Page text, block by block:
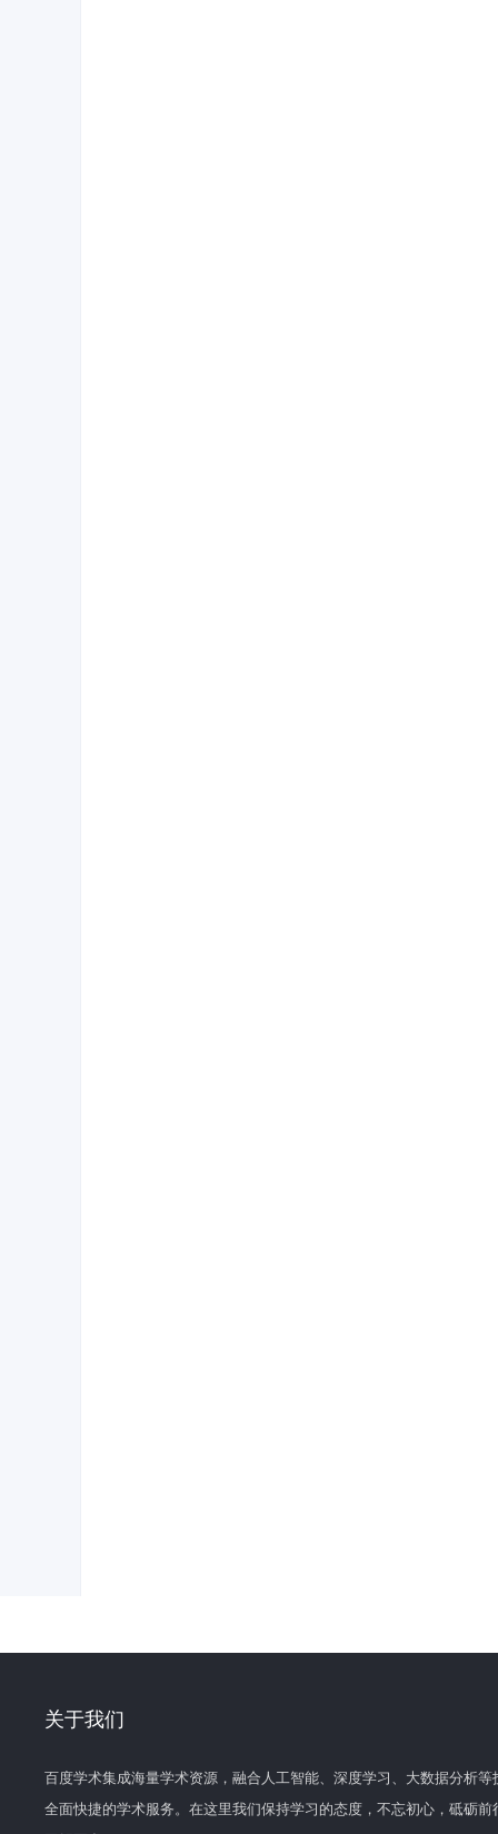
关于我们
百度学术集成海量学术资源，融合人工智能、深度学习、大数据分析
全面快捷的学术服务。在这里我们保持学习的态度，不忘初心，砥砺前